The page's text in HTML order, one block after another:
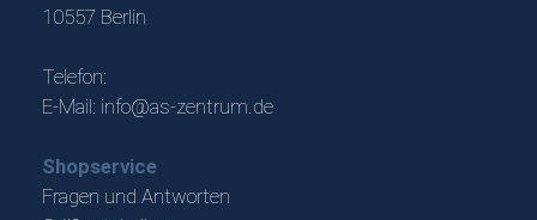
10557 Berlin
Telefon:
E-Mail: info@as-zentrum.de
Shopservice
Fragen und Antworten